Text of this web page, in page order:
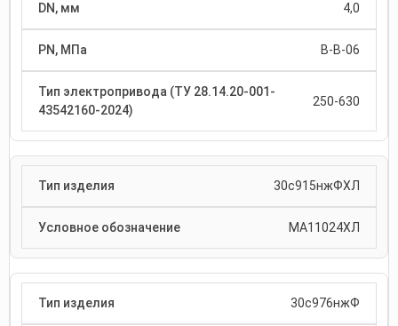
4,0
В-В-06
250-630
30с915нжФХЛ
МА11024ХЛ
30с976нжФ